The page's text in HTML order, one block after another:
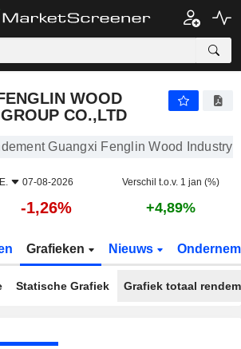
WOOD
CO.,LTD
Guangxi Fenglin Wood Industry
07-08-2026 Verschil t.o.v. 1 jan (%)
-1,26% +4,89%
Grafieken Nieuws
Statische Grafiek Grafiek totaal